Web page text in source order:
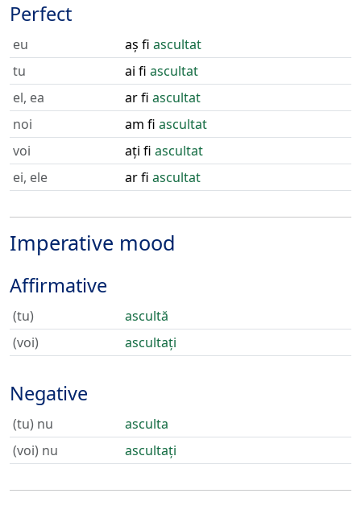
Perfect
eu aș fi ascultat
tu
ai fi ascultat
el, ea
ar fi ascultat
noi
am fi ascultat
voi
ați fi ascultat
ei, ele
ar fi ascultat
Imperative mood
Affirmative
(tu)
ascultă
(voi)
ascultați
Negative
(tu) nu
asculta
(voi) nu
ascultați